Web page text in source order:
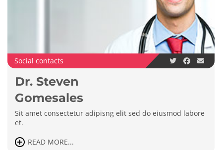
Social contacts
Dr. Steven
Gomesales
Sit amet consectetur adipisng elit sed do eiusmod labore
et.
READ MORE...